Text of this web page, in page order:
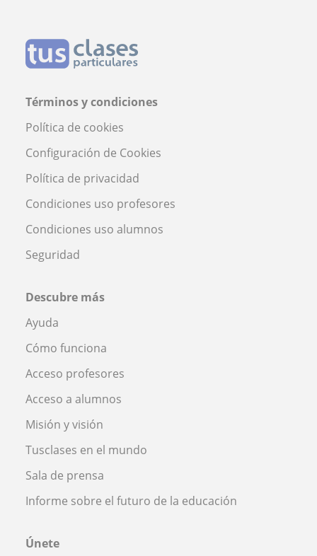
Términos y condiciones
Política de cookies
Configuración de Cookies
Política de privacidad
Condiciones uso profesores
Condiciones uso alumnos
Seguridad
Descubre más
Ayuda
Cómo funciona
Acceso profesores
Acceso a alumnos
Misión y visión
Tusclases en el mundo
Sala de prensa
Informe sobre el futuro de la educación
Únete